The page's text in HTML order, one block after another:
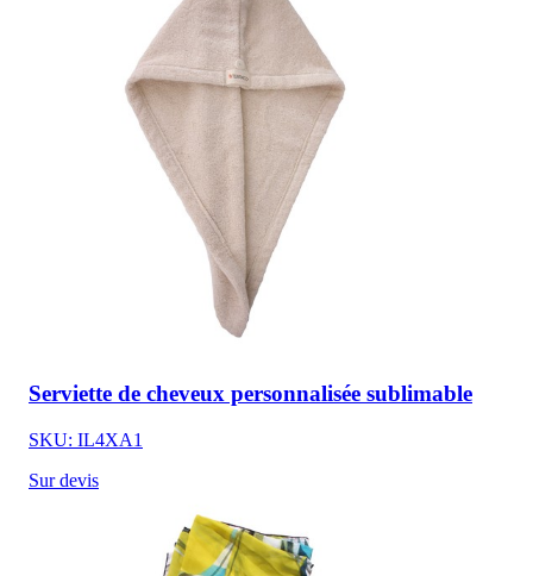
Serviette de cheveux personnalisée sublimable
SKU: IL4XA1
Sur devis